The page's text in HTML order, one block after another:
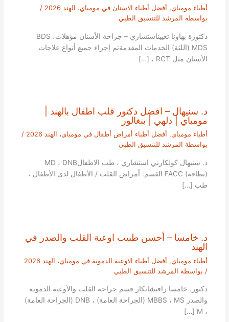
أطباء مومباي, أفضل أطباء الاسنان في مومباي، الهند 2026
/
بواسطة المرشد للتنسيق الطبي
دكتورة بهاونا تعييناستشاري – جراحة الأسنان مؤهلاتBDS ،
MDS (اللثة) الخدمات المقدمةتم إجراء جميع أنواع علاجات
الأسنان مثل RCT ، […]
د. سنيهال – افضل دكتور قلب اطفال بالهند |
مومباي | دلهي | بنغالور
أطباء مومباي, أفضل أطباء أمراض أطفال في مومباي، الهند 2026
/
بواسطة المرشد للتنسيق الطبي
د. سنيهال كولكارني استشاري ، طب الاطفالMD ، DNB
(بطاقة) FACC القسم: أمراض القلب / الأطفال لدى الأطفال ،
طب […]
د. خامسا – أحسن طبيب اوعية القلب والصدر في
الهند
أطباء مومباي, أفضل أطباء الاوعية الدموية في مومباي، الهند 2026
/ بواسطة المرشد للتنسيق الطبي
دكتور. خامسا رافيشانكار قسم جراحة القلب والأوعية الدموية
والصدر MBBS ، MS (الجراحة العامة) ، DNB (الجراحة العامة)
، M […]